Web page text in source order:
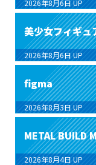
2026年8月6日 UP
美少女フィギュ
2026年8月6日 UP
figma
2026年8月3日 UP
METAL BUILD
2026年8月4日 UP